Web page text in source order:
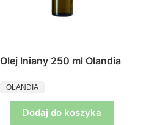
Olej lniany 250 ml Olandia
PRODUCENT
OLANDIA
Dodaj do koszyka